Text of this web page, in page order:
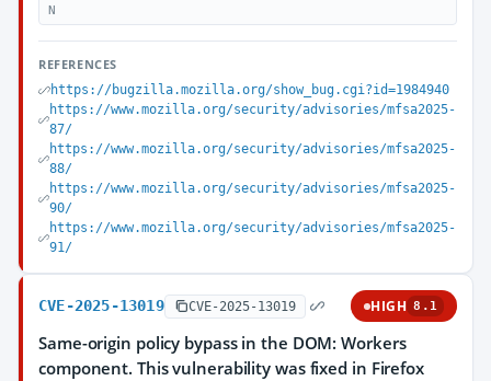
N
REFERENCES
https://bugzilla.mozilla.org/show_bug.cgi?id=1984940
https://www.mozilla.org/security/advisories/mfsa2025-
87/
https://www.mozilla.org/security/advisories/mfsa2025-
88/
https://www.mozilla.org/security/advisories/mfsa2025-
90/
https://www.mozilla.org/security/advisories/mfsa2025-
91/
CVE-2025-13019 CVE-2025-13019 HIGH 8.1
Same-origin policy bypass in the DOM: Workers
component. This vulnerability was fixed in Firefox